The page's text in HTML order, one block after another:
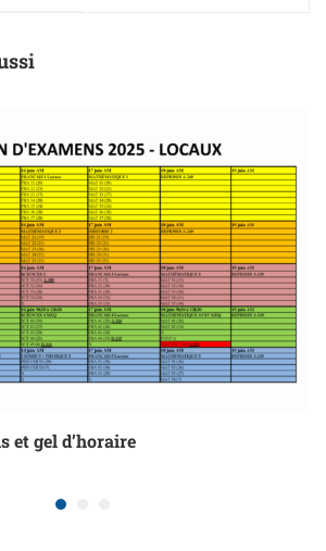
et gel d’horaire